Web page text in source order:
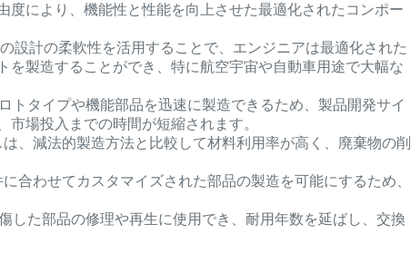
度により、機能性と性能を向上させた最適化されたコンポー
設計の柔軟性を活用することで、エンジニアは最適化された
を製造することができ、特に航空宇宙や自動車用途で大幅な
トタイプや機能部品を迅速に製造できるため、製品開発サイ
場投入までの時間が短縮されます。
、減法的製造方法と比較して材料利用率が高く、廃棄物の削
合わせてカスタマイズされた部品の製造を可能にするため、
した部品の修理や再生に使用でき、耐用年数を延ばし、交換